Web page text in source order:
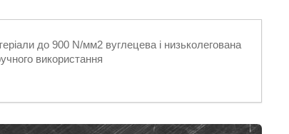
до 900 N/мм2 вуглецева і низьколегована
використання